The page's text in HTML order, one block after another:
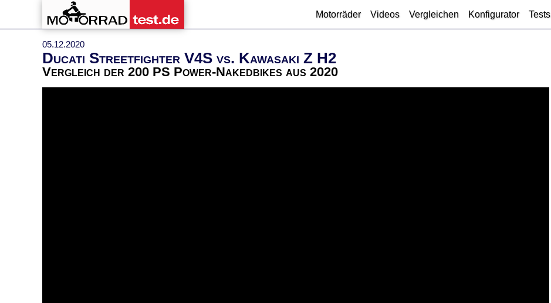
Motorräder Videos Vergleichen Konfigurator Tests
05.12.2020
Ducati Streetfighter V4S vs. Kawasaki Z H2
Vergleich der 200 PS Power-Nakedbikes aus 2020